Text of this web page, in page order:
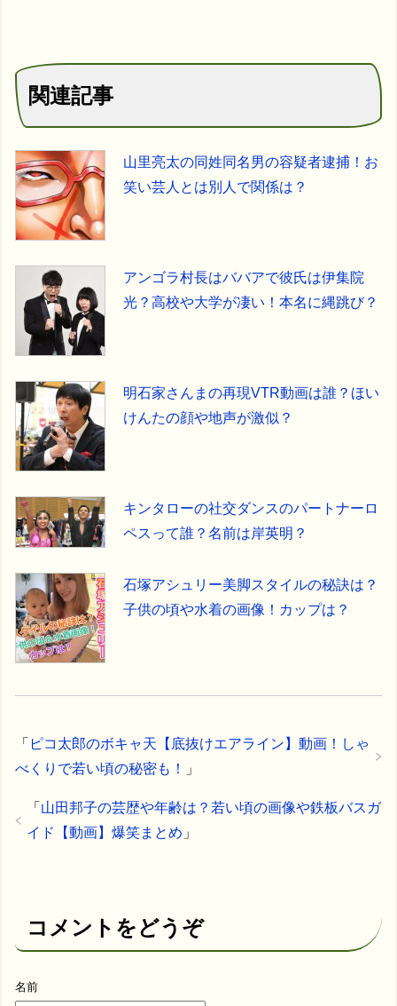
関連記事
山里亮太の同姓同名男の容疑者逮捕！お
笑い芸人とは別人で関係は？
アンゴラ村長はババアで彼氏は伊集院
光？高校や大学が凄い！本名に縄跳び？
明石家さんまの再現VTR動画は誰？ほい
けんたの顔や地声が激似？
キンタローの社交ダンスのパートナーロ
ペスって誰？名前は岸英明？
石塚アシュリー美脚スタイルの秘訣は？
子供の頃や水着の画像！カップは？
「 ピコ太郎のボキャ天【底抜けエアライン】動画！しゃ
べくりで若い頃の秘密も！
」
「 山田邦子の芸歴や年齢は？若い頃の画像や鉄板バスガ
イド【動画】爆笑まとめ 」
コメントをどうぞ
名前